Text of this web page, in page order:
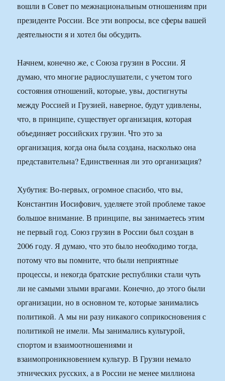
вошли в Совет по межнациональным отношениям при
президенте России. Все эти вопросы, все сферы вашей
деятельности я и хотел бы обсудить.
Начнем, конечно же, с Союза грузин в России. Я
думаю, что многие радиослушатели, с учетом того
состояния отношений, которые, увы, достигнуты
между Россией и Грузией, наверное, будут удивлены,
что, в принципе, существует организация, которая
объединяет российских грузин. Что это за
организация, когда она была создана, насколько она
представительна? Единственная ли это организация?
Хубутия: Во-первых, огромное спасибо, что вы,
Константин Иосифович, уделяете этой проблеме такое
большое внимание. В принципе, вы занимаетесь этим
не первый год. Союз грузин в России был создан в
2006 году. Я думаю, что это было необходимо тогда,
потому что вы помните, что были неприятные
процессы, и некогда братские республики стали чуть
ли не самыми злыми врагами. Конечно, до этого были
организации, но в основном те, которые занимались
политикой. А мы ни разу никакого соприкосновения с
политикой не имели. Мы занимались культурой,
спортом и взаимоотношениями и
взаимопроникновением культур. В Грузии немало
этнических русских, а в России не менее миллиона